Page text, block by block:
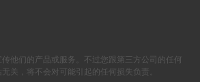
他们的产品或服务。不过您跟第三方公司的任何
关，将不会对可能引起的任何损失负责。